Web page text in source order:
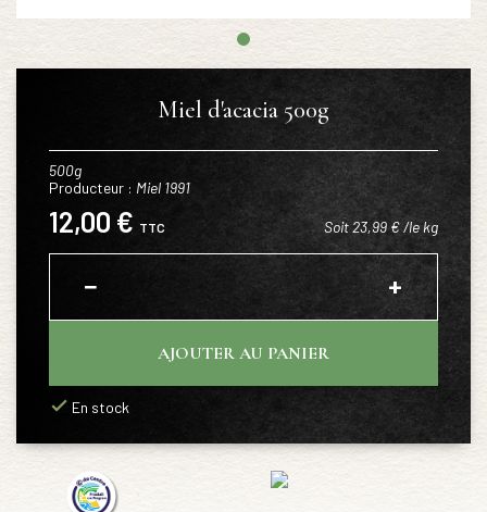
Miel d'acacia 500g
500g
Producteur : Miel 1991
12,00 € TTC Soit 23,99 € /le kg
− +
AJOUTER AU PANIER
En stock